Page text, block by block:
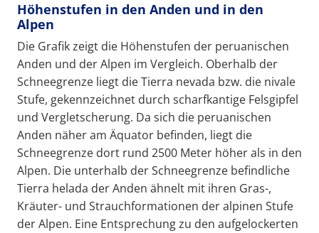
Höhenstufen in den Anden und in den
Alpen
Die Grafik zeigt die Höhenstufen der peruanischen
Anden und der Alpen im Vergleich. Oberhalb der
Schneegrenze liegt die Tierra nevada bzw. die nivale
Stufe, gekennzeichnet durch scharfkantige Felsgipfel
und Vergletscherung. Da sich die peruanischen
Anden näher am Äquator befinden, liegt die
Schneegrenze dort rund 2500 Meter höher als in den
Alpen. Die unterhalb der Schneegrenze befindliche
Tierra helada der Anden ähnelt mit ihren Gras-,
Kräuter- und Strauchformationen der alpinen Stufe
der Alpen. Eine Entsprechung zu den aufgelockerten